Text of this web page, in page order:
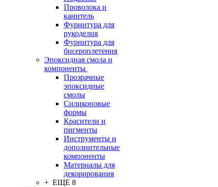
Проволока и
канитель
Фурнитура для
рукоделия
Фурнитура для
бисероплетения
Эпоксидная смола и
компоненты
Прозрачные
эпоксидные
смолы
Силиконовые
формы
Красители и
пигменты
Инструменты и
дополнительные
компоненты
Материалы для
декорирования
+ ЕЩЕ 8